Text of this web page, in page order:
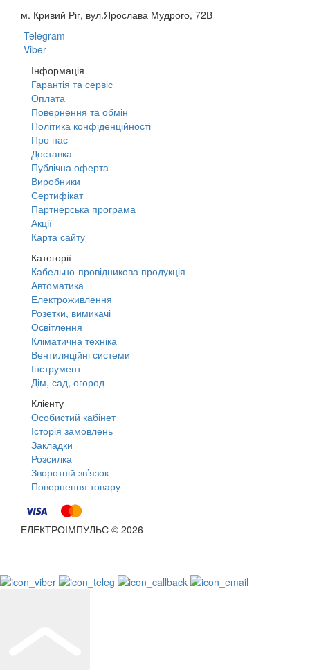
м. Кривий Ріг, вул.Ярослава Мудрого, 72В
Telegram
Viber
Інформація
Гарантія та сервіс
Оплата
Повернення та обмін
Політика конфіденційності
Про нас
Доставка
Публічна оферта
Виробники
Сертифікат
Партнерська програма
Акції
Карта сайту
Категорії
Кабельно-провідникова продукція
Автоматика
Електроживлення
Розетки, вимикачі
Освітлення
Кліматична техніка
Вентиляційні системи
Інструмент
Дім, сад, огород
Клієнту
Особистий кабінет
Історія замовлень
Закладки
Розсилка
Зворотній зв’язок
Повернення товару
ЕЛЕКТРОІМПУЛЬС © 2026